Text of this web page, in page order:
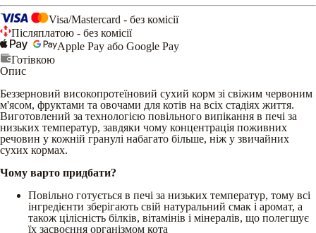
Visa/Mastercard - без комісії
Післяплатою - без комісії
Apple Pay або Google Pay
Готівкою
Опис
Беззерновий високопротеїновий сухий корм зі свіжим червоним
м'ясом, фруктами та овочами для котів на всіх стадіях життя.
Виготовлений за технологією повільного випікання в печі за
низьких температур, завдяки чому концентрація поживних
речовин у кожній гранулі набагато більше, ніж у звичайних
сухих кормах.
Чому варто придбати?
Повільно готується в печі за низьких температур, тому всі
інгредієнти зберігають свій натуральний смак і аромат, а
також цілісність білків, вітамінів і мінералів, що полегшує
їх засвоєння організмом кота